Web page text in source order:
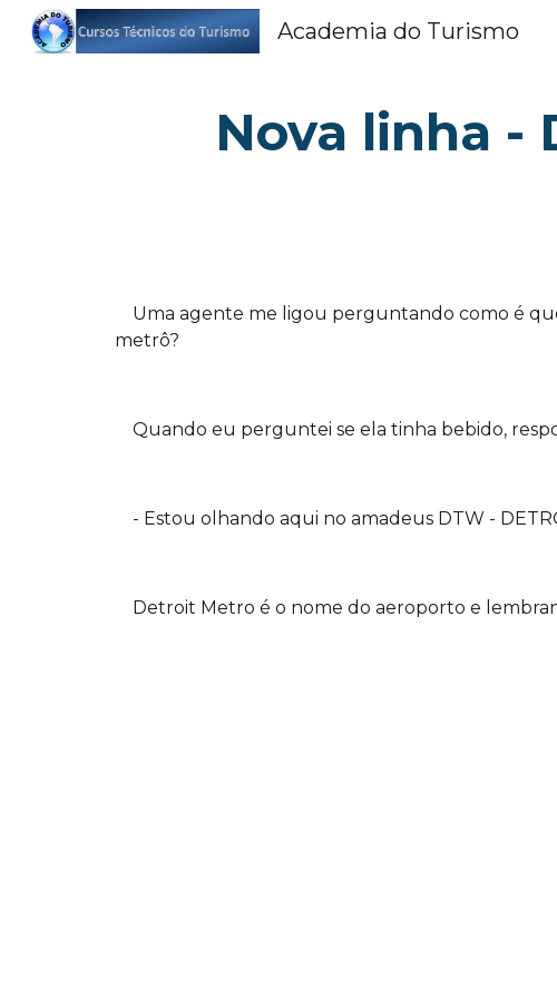
Skip to
Academia do Turismo
Nova linha -
Uma agente me ligou perguntando como é
metrô?
Quando eu perguntei se ela tinha bebido,
- Estou olhando aqui no amadeus DTW -
Detroit Metro é o nome do aeroporto e